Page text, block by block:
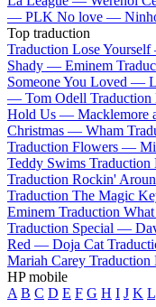
— PLK No love —
Top traduction
Traduction Lose
Shady — Eminem
Someone You Loved —
— Tom Odell
Hold Us — Macklemore
Christmas — Wham
Traduction Flowers —
Teddy Swims
Traduction Rockin'
Traduction The Magic
Eminem Traduction
Traduction Special —
Red — Doja Cat
Mariah Carey
HP mobile
A B C D E F G H I J K L